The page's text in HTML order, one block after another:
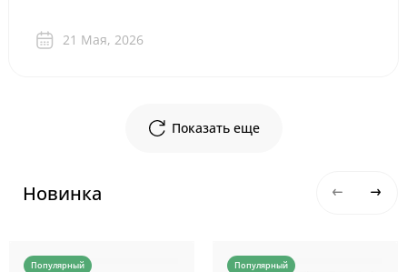
21 Мая, 2026
Показать еще
Новинка
Популярный Популярный